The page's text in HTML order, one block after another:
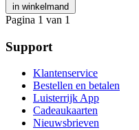
in winkelmand
Pagina 1 van 1
Support
Klantenservice
Bestellen en betalen
Luisterrijk App
Cadeaukaarten
Nieuwsbrieven